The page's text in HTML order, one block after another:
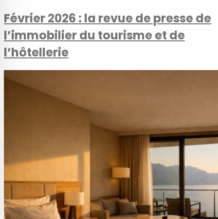
Février 2026 : la revue de presse de
l’immobilier du tourisme et de
l’hôtellerie